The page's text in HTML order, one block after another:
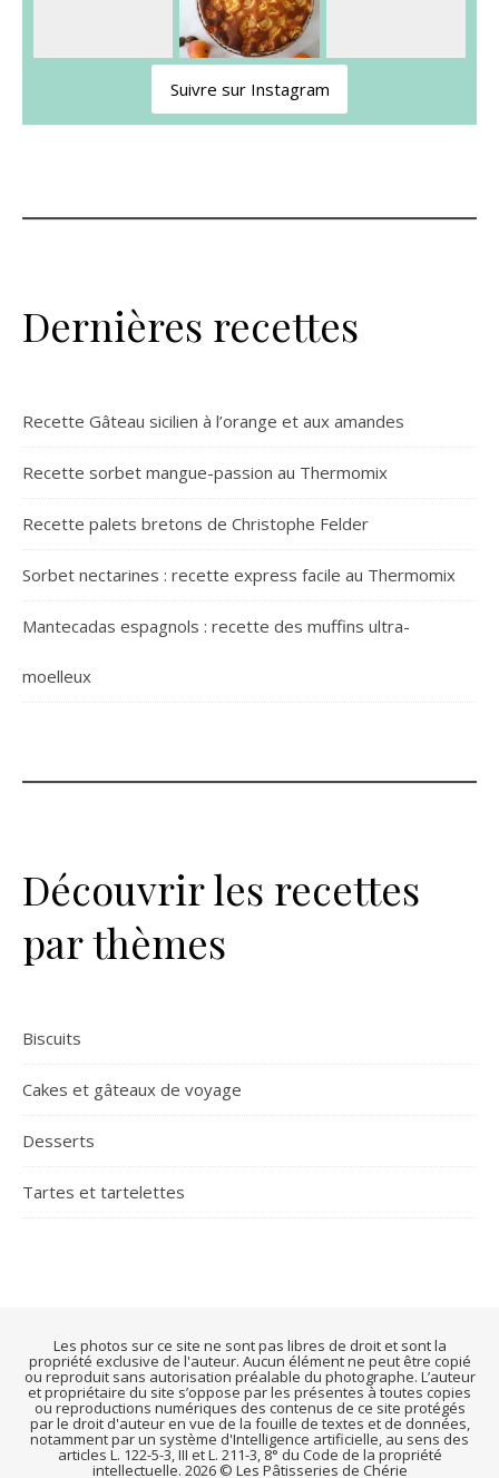
Suivre sur Instagram
Dernières recettes
Recette Gâteau sicilien à l’orange et aux amandes
Recette sorbet mangue-passion au Thermomix
Recette palets bretons de Christophe Felder
Sorbet nectarines : recette express facile au Thermomix
Mantecadas espagnols : recette des muffins ultra-
moelleux
Découvrir les recettes
par thèmes
Biscuits
Cakes et gâteaux de voyage
Desserts
Tartes et tartelettes
Les photos sur ce site ne sont pas libres de droit et sont la
propriété exclusive de l'auteur. Aucun élément ne peut être copié
ou reproduit sans autorisation préalable du photographe. L’auteur
et propriétaire du site s’oppose par les présentes à toutes copies
ou reproductions numériques des contenus de ce site protégés
par le droit d'auteur en vue de la fouille de textes et de données,
notamment par un système d'Intelligence artificielle, au sens des
articles L. 122-5-3, III et L. 211-3, 8° du Code de la propriété
intellectuelle. 2026 © Les Pâtisseries de Chérie